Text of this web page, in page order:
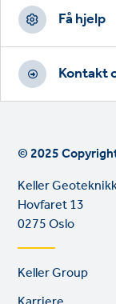
Få hjelp
Kontakt
© 2025
Keller
Hovfaret 13
0275 Oslo
Footer
Keller Group